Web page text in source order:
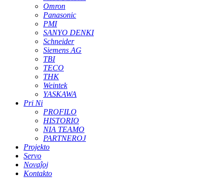
Omron
Panasonic
PMI
SANYO DENKI
Schneider
Siemens AG
TBI
TECO
THK
Weintek
YASKAWA
Pri Ni
PROFILO
HISTORIO
NIA TEAMO
PARTNEROJ
Projekto
Servo
Novaĵoj
Kontakto